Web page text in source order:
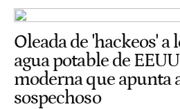
Oleada de 'hackeos' a
agua potable de
moderna que apunta
sospechoso